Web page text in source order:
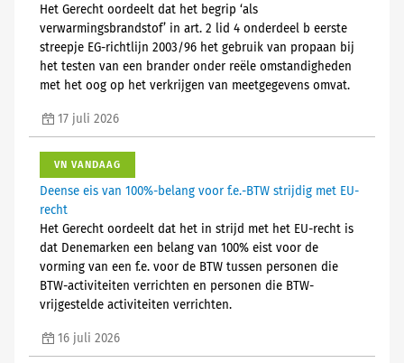
Het Gerecht oordeelt dat het begrip ‘als
verwarmingsbrandstof’ in art. 2 lid 4 onderdeel b eerste
streepje EG-richtlijn 2003/96 het gebruik van propaan bij
het testen van een brander onder reële omstandigheden
met het oog op het verkrijgen van meetgegevens omvat.
17 juli 2026
VN VANDAAG
Deense eis van 100%-belang voor f.e.-BTW strijdig met EU-
recht
Het Gerecht oordeelt dat het in strijd met het EU-recht is
dat Denemarken een belang van 100% eist voor de
vorming van een f.e. voor de BTW tussen personen die
BTW-activiteiten verrichten en personen die BTW-
vrijgestelde activiteiten verrichten.
16 juli 2026